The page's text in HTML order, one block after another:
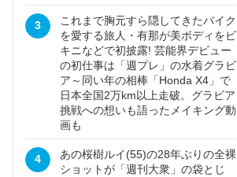
3
これまで胸元すら隠してきたバイク
を愛する旅人・有那が美ボディをビ
キニなどで初披露! 芸能界デビュー
の初仕事は「週プレ」の水着グラビ
ア～同い年の相棒「Honda X4」で
日本全国2万km以上走破。グラビア
挑戦への想いも語ったメイキング動
画も
4
あの桜樹ルイ(55)の28年ぶりの全裸
ショットが「週刊大衆」の袋とじ